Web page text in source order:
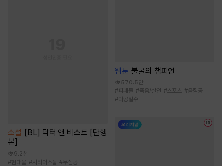
소설 [BL] 닥터 앤 비스트 [단행
본]
9.2천
#현대물 #시리어스물 #무심공
웹툰 불굴의 챔피언
570.5만
#피폐물 #죽음/살인 #스포츠 #음험공
#다공일수